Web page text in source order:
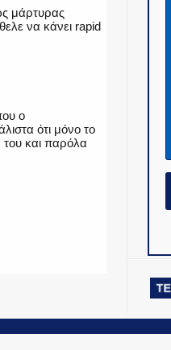
μάρτυρας
να κάνει rapid
ο
ότι μόνο το
του και παρόλα